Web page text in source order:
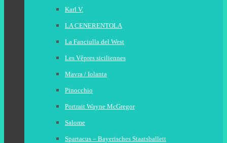
Karl V.
LA CENERENTOLA
La Fanciulla del West
Les Vêpres siciliennes
Mavra / Iolanta
Pinocchio
Portrait Wayne McGregor
Salome
Spartacus – Bayerisches Staatsballett